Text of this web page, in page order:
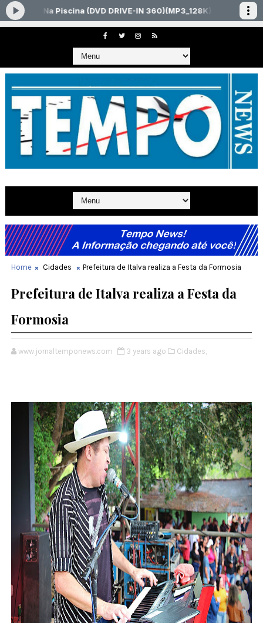
Home Cidades Prefeitura de Italva realiza a Festa da Formosia
Prefeitura de Italva realiza a Festa da
Formosia
www.jornaltemponews.com 3 years ago Cidades,